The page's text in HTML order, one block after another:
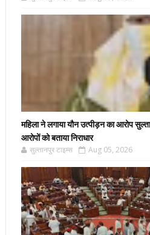
महिला ने लगाया यौन उत्पीड़न का आरोप
आरोपों को बताया निराधार
सुल्तानपुर टाइम्स Aug 05, 2026